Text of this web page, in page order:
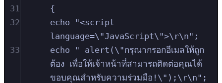
31
{
32
echo "<script
language=\"JavaScript\">\r\n";
33
echo " alert(\"กรุณากรอกอีเมลให้ถูก
ต้อง เพื่อให้เจ้าหน้าที่สามารถติดต่อคุณได้
ขอบคุณสำหรับความร่วมมือ!\");\r\n";